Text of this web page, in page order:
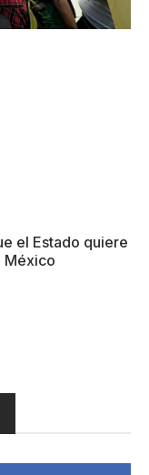
el Estado quiere
México